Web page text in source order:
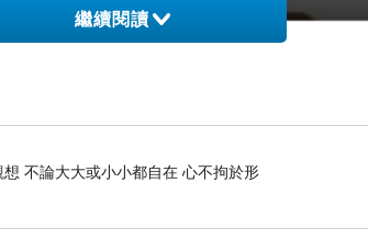
繼續閱讀
不論大大或小小都自在 心不拘於形